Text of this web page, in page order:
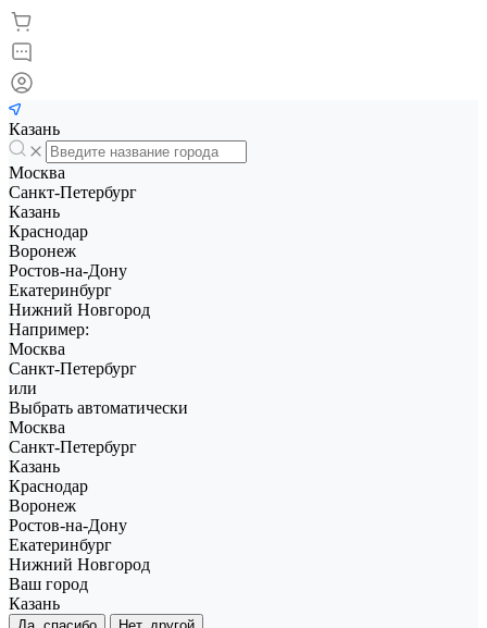
Казань
Москва
Санкт-Петербург
Казань
Краснодар
Воронеж
Ростов-на-Дону
Екатеринбург
Нижний Новгород
Например:
Москва
Санкт-Петербург
или
Выбрать автоматически
Москва
Санкт-Петербург
Казань
Краснодар
Воронеж
Ростов-на-Дону
Екатеринбург
Нижний Новгород
Ваш город
Казань